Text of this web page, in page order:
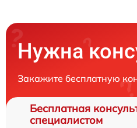
Нужна
Закажите бесплатную
Бесплатная
специалистом